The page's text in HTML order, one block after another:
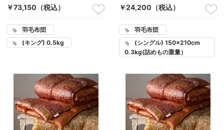
￥73,150 （税込）
羽毛布団
(キング) 0.5kg
￥24,200 （税込）
羽毛布団
(シングル) 150×210cm
0.3kg(詰めもの重量）